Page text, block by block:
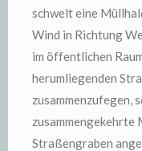
schwelt eine
Wind in Richtung
im öffentlichen
herumliegenden
zusammenzufegen,
zusammengekehrte
Straßengraben